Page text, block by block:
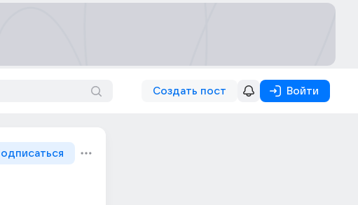
Создать пост Войти